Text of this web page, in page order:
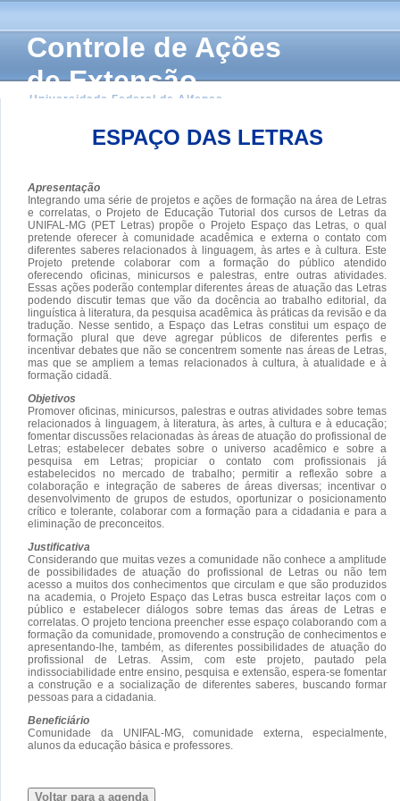
Controle de Ações
de Extensão
Universidade Federal de Alfenas
ESPAÇO DAS LETRAS
Apresentação
Integrando uma série de projetos e ações de formação na área de Letras
e correlatas, o Projeto de Educação Tutorial dos cursos de Letras da
UNIFAL-MG (PET Letras) propõe o Projeto Espaço das Letras, o qual
pretende oferecer à comunidade acadêmica e externa o contato com
diferentes saberes relacionados à linguagem, às artes e à cultura. Este
Projeto pretende colaborar com a formação do público atendido
oferecendo oficinas, minicursos e palestras, entre outras atividades.
Essas ações poderão contemplar diferentes áreas de atuação das Letras
podendo discutir temas que vão da docência ao trabalho editorial, da
linguística à literatura, da pesquisa acadêmica às práticas da revisão e da
tradução. Nesse sentido, a Espaço das Letras constitui um espaço de
formação plural que deve agregar públicos de diferentes perfis e
incentivar debates que não se concentrem somente nas áreas de Letras,
mas que se ampliem a temas relacionados à cultura, à atualidade e à
formação cidadã.
Objetivos
Promover oficinas, minicursos, palestras e outras atividades sobre temas
relacionados à linguagem, à literatura, às artes, à cultura e à educação;
fomentar discussões relacionadas às áreas de atuação do profissional de
Letras; estabelecer debates sobre o universo acadêmico e sobre a
pesquisa em Letras; propiciar o contato com profissionais já
estabelecidos no mercado de trabalho; permitir a reflexão sobre a
colaboração e integração de saberes de áreas diversas; incentivar o
desenvolvimento de grupos de estudos, oportunizar o posicionamento
crítico e tolerante, colaborar com a formação para a cidadania e para a
eliminação de preconceitos.
Justificativa
Considerando que muitas vezes a comunidade não conhece a amplitude
de possibilidades de atuação do profissional de Letras ou não tem
acesso a muitos dos conhecimentos que circulam e que são produzidos
na academia, o Projeto Espaço das Letras busca estreitar laços com o
público e estabelecer diálogos sobre temas das áreas de Letras e
correlatas. O projeto tenciona preencher esse espaço colaborando com a
formação da comunidade, promovendo a construção de conhecimentos e
apresentando-lhe, também, as diferentes possibilidades de atuação do
profissional de Letras. Assim, com este projeto, pautado pela
indissociabilidade entre ensino, pesquisa e extensão, espera-se fomentar
a construção e a socialização de diferentes saberes, buscando formar
pessoas para a cidadania.
Beneficiário
Comunidade da UNIFAL-MG, comunidade externa, especialmente,
alunos da educação básica e professores.
Voltar para a agenda